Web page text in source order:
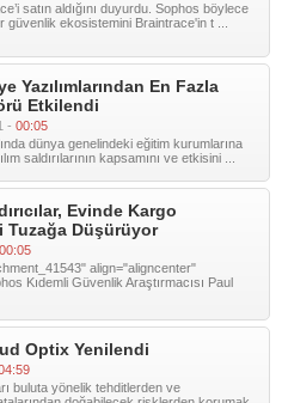
satın aldığını duyurdu. Sophos böylece
güvenlik ekosistemini Braintrace'in t ...
Yazılımlarından En Fazla
Etkilendi
- 00:05
dünya genelindeki eğitim kurumlarına
saldırılarının kapsamını ve etkisini ...
Evinde Kargo
Tuzağa Düşürüyor
00:05
align="aligncenter"
Kıdemli Güvenlik Araştırmacısı Paul
Optix Yenilendi
buluta yönelik tehditlerden ve